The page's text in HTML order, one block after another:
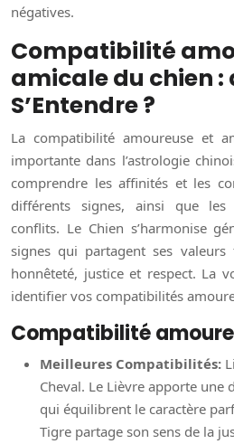
négatives.
Compatibilité
amicale du chien :
S’Entendre ?
La compatibilité amoureuse et
importante dans l’astrologie
comprendre les affinités et les
différents signes, ainsi que les
conflits. Le Chien s’harmonise
signes qui partagent ses valeurs
honnêteté, justice et respect. La
identifier vos compatibilités
Compatibilité
Meilleures Compatibilités:
Cheval. Le Lièvre apporte
qui équilibrent le caractère
Tigre partage son sens de la